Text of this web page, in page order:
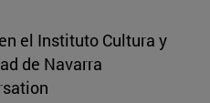
el Instituto Cultura y
de Navarra